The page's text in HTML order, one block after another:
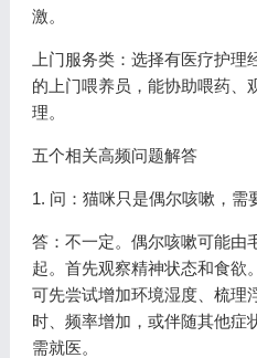
激。
上门服务类：选择有医疗护理
的上门喂养员，能协助喂药、
理。
五个相关高频问题解答
1. 问：猫咪只是偶尔咳嗽，需
答：不一定。偶尔咳嗽可能由
起。首先观察精神状态和食欲
可先尝试增加环境湿度、梳理
时、频率增加，或伴随其他症
需就医。